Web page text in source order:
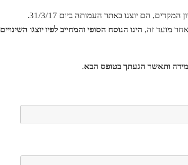
הם יוצגו באתר העמותה ביום 31/3/17.
מועד זה, הינו הנוסח הסופי והמחייב לפיו יוצגו השינויים
ותאשר הגעתך בטופס הבא.